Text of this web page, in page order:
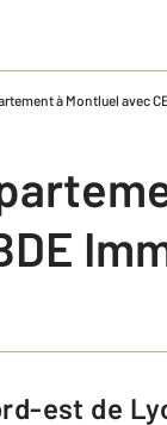
à Montluel avec